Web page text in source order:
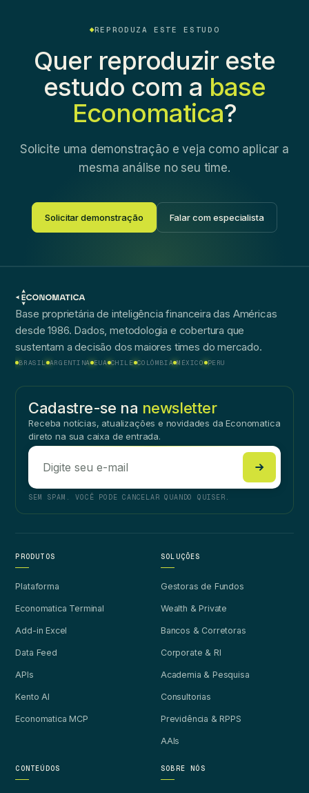
REPRODUZA ESTE ESTUDO
Quer reproduzir este
estudo com a base
Economatica?
Solicite uma demonstração e veja como aplicar a
mesma análise no seu time.
Solicitar demonstração Falar com especialista
Base proprietária de inteligência financeira das Américas
desde 1986. Dados, metodologia e cobertura que
sustentam a decisão dos maiores times do mercado.
BRASIL ARGENTINA EUA CHILE COLÔMBIA MÉXICO PERU
Cadastre-se na newsletter
Receba notícias, atualizações e novidades da Economatica
direto na sua caixa de entrada.
SEM SPAM. VOCÊ PODE CANCELAR QUANDO QUISER.
PRODUTOS
Plataforma
Economatica Terminal
Add-in Excel
Data Feed
APIs
Kento AI
Economatica MCP
SOLUÇÕES
Gestoras de Fundos
Wealth & Private
Bancos & Corretoras
Corporate & RI
Academia & Pesquisa
Consultorias
Previdência & RPPS
AAIs
CONTEÚDOS SOBRE NÓS